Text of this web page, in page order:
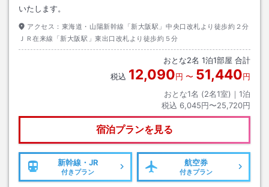
いたします。
アクセス： 東海道・山陽新幹線「新大阪駅」中央口改札より徒歩約２分
ＪＲ在来線「新大阪駅」東出口改札より徒歩約５分
おとな2名 1泊1部屋 合計
税込 12,090円 〜 51,440円
おとな1名 (2名1室)｜ 1泊
税込 6,045円〜25,720円
宿泊プランを見る
新幹線・JR
付きプラン
航空券
付きプラン